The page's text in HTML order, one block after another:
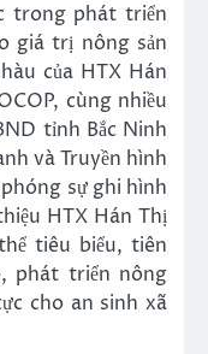
trong phát triển
giá trị nông sản
của HTX Hán
cùng nhiều
tỉnh Bắc Ninh
và Truyền hình
sự ghi hình
HTX Hán Thị
tiêu biểu, tiên
phát triển nông
cho an sinh xã